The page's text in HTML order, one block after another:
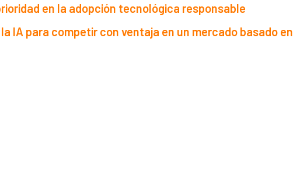
en la adopción tecnológica responsable
IA para competir con ventaja en un mercado basado en